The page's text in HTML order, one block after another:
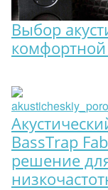
Выбор
BassTrap
решение